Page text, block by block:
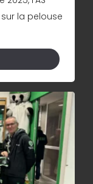
sur la pelouse